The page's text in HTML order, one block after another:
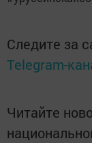
Следите за
Telegram-
Читайте